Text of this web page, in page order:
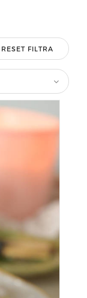
RESET FILTRA